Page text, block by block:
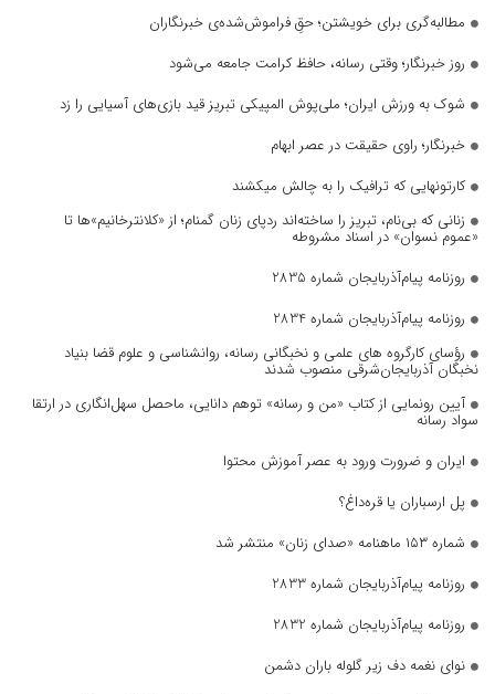
مطالبه‌گری برای خویشتن؛ حقِ فراموش‌شده‌ی خبرنگاران
روز خبرنگار؛ وقتی رسانه، حافظ کرامت جامعه می‌شود
شوک به ورزش ایران؛ ملی‌پوش المپیکی تبریز قید بازی‌های آسیایی را زد
خبرنگار؛ راوی حقیقت در عصر ابهام
کارتونهایی که ترافیک را به چالش میکشند
زنانی که بی‌نام، تبریز را ساخته‌اند ردپای زنان گمنام؛ از «کلانترخانیم»ها تا
«عموم نسوان» در اسناد مشروطه
روزنامه پیام‌آذربایجان شماره 2835
روزنامه پیام‌آذربایجان شماره 2834
رؤسای کارگروه های علمی و نخبگانی رسانه، روانشناسی و علوم قضا بنیاد
نخبگان آذربایجان‌شرقی منصوب شدند
آیین رونمایی از کتاب «من و رسانه» توهم دانایی، ماحصل سهل‌انگاری در ارتقا
سواد رسانه
ایران و ضرورت ورود به عصر آموزش محتوا
پل ارسباران یا قره‌داغ؟
شماره ۱۵۳ ماهنامه «صدای زنان» منتشر شد
روزنامه پیام‌آذربایجان شماره 2833
روزنامه پیام‌آذربایجان شماره 2832
نوای نغمه دف زیر گلوله باران دشمن